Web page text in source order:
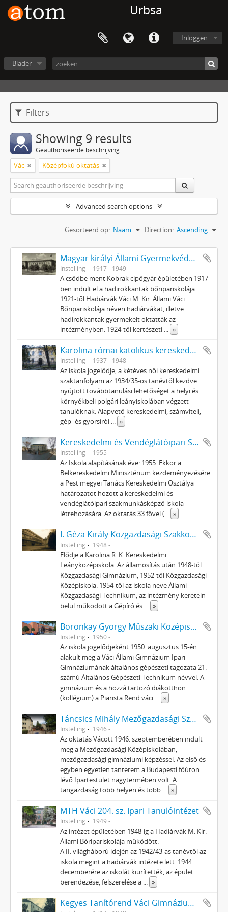
Urbsa
Inloggen
Blader
Filters
Showing 9 results
Geauthoriseerde beschrijving
Vác Középfokú oktatás
Advanced search options
Gesorteerd op: Naam Direction: Ascending
Magyar királyi Állami Gyermekvédelem Bőripariskolája és Kertészeti Iskolája
Instelling 1917 - 1949
A csődbe ment Kobrak cipőgyár épületében 1917-
ben indult el a hadirokkantak bőripariskolája.
1921-től Hadiárvák Váci M. Kir. Állami Váci
Bőripariskolája néven hadiárvákat, illetve
hadirokkantak gyermekeit oktatták az
intézményben. 1924-től kertészeti ... »
Karolina római katolikus kereskedelmi Leányközépiskola
Instelling 1937 - 1948
Az iskola jogelődje, a kétéves női kereskedelmi
szaktanfolyam az 1934/35-ös tanévtől kezdve
nyújtott továbbtanulási lehetőséget a helyi és
környékbeli polgári leányiskolában végzett
tanulóknak. Alapvető kereskedelmi, számviteli,
gép- és gyorsírói ... »
Kereskedelmi és Vendéglátóipari Szakmunkásképző Iskola, Vác
Instelling 1955 -
Az Iskola alapításának éve: 1955. Ekkor a
Belkereskedelmi Minisztérium kezdeményezésére
a Pest megyei Tanács Kereskedelmi Osztálya
határozatot hozott a kereskedelmi és
vendéglátóipari szakmunkásképző iskola
létrehozására. Az oktatás 33 fővel (... »
I. Géza Király Közgazdasági Szakközépiskola
Instelling 1948 -
Elődje a Karolina R. K. Kereskedelmi
Leányközépiskola. Az államosítás után 1948-tól
Közgazdasági Gimnázium, 1952-től Közgazdasági
Középiskola. 1954-től az iskola neve Állami
Közgazdasági Technikum, az intézmény keretein
belül működött a Gépíró és ... »
Boronkay György Műszaki Középiskola, Gimnázium és Kollégium, Vác
Instelling 1950 -
Az iskola jogelődjeként 1950. augusztus 15-én
alakult meg a Váci Állami Gimnázium Ipari
Gimnáziumának általános gépészeti tagozata 21.
számú Általános Gépészeti Technikum névvel. A
gimnázium és a hozzá tartozó diákotthon
(kollégium) a Piarista Rend váci ... »
Táncsics Mihály Mezőgazdasági Szakközépiskola és Szakmunkásképző Intézet
Instelling 1946 -
Az oktatás Vácott 1946. szeptemberében indult
meg a Mezőgazdasági Középiskolában,
mezőgazdasági gimnáziumi képzéssel. Az első és
egyben egyetlen tanterem a Budapesti főúton
lévő Ipartestület nagytermében volt. A
tangazdaság több helyen és több ... »
MTH Váci 204. sz. Ipari Tanulóintézet
Instelling 1949 -
Az intézet épületében 1948-ig a Hadiárvák M. Kir.
Állami Bőripariskolája működött.
A II. világháború idején az 1942/43-as tanévtől az
iskola megint a hadiárvák intézete lett. 1944
decemberére az iskolát kiürítették, az épület
berendezése, felszerelése a ... »
Kegyes Tanítórend Váci Gimnáziuma